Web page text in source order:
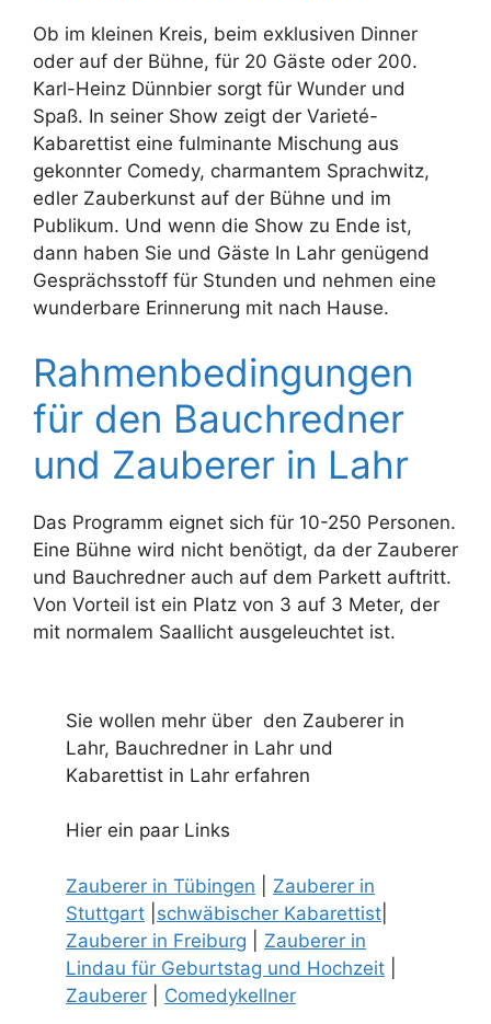
Ob im kleinen Kreis, beim exklusiven Dinner
oder auf der Bühne, für 20 Gäste oder 200.
Karl-Heinz Dünnbier sorgt für Wunder und
Spaß. In seiner Show zeigt der Varieté-
Kabarettist eine fulminante Mischung aus
gekonnter Comedy, charmantem Sprachwitz,
edler Zauberkunst auf der Bühne und im
Publikum. Und wenn die Show zu Ende ist,
dann haben Sie und Gäste In Lahr genügend
Gesprächsstoff für Stunden und nehmen eine
wunderbare Erinnerung mit nach Hause.
Rahmenbedingungen
für den Bauchredner
und Zauberer in Lahr
Das Programm eignet sich für 10-250 Personen.
Eine Bühne wird nicht benötigt, da der Zauberer
und Bauchredner auch auf dem Parkett auftritt.
Von Vorteil ist ein Platz von 3 auf 3 Meter, der
mit normalem Saallicht ausgeleuchtet ist.
Sie wollen mehr über den Zauberer in
Lahr, Bauchredner in Lahr und
Kabarettist in Lahr erfahren
Hier ein paar Links
Zauberer in Tübingen
Zauberer in
Stuttgart schwäbischer Kabarettist
Zauberer in Freiburg
Zauberer in
Lindau für Geburtstag und Hochzeit
Zauberer
Comedykellner